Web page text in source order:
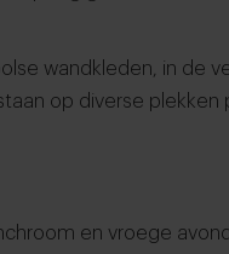
wandkleden, in de
op diverse
en vroege